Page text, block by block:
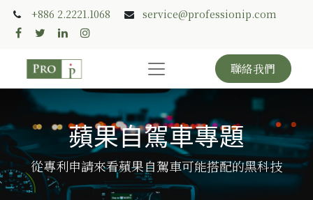
+886 2.2221.1068 service@professionip.com
聯絡我們
蘋果自駕車專題
從專利申請來看蘋果自駕車可能搭配的黑科技